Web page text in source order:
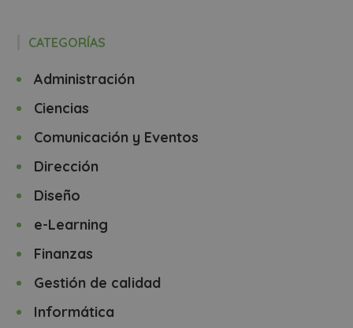
CATEGORÍAS
Administración
Ciencias
Comunicación y Eventos
Dirección
Diseño
e-Learning
Finanzas
Gestión de calidad
Informática